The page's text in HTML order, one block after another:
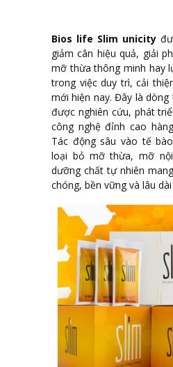
Bios life Slim unicity
giảm cân hiệu quả, giải
mỡ thừa thông minh hay
trong việc duy trì, cải
mới hiện nay. Đây là
được nghiên cứu, phát
công nghệ đỉnh cao
Tác động sâu vào tế
loại bỏ mỡ thừa, mỡ
dưỡng chất tự nhiên
chóng, bền vững và lâu